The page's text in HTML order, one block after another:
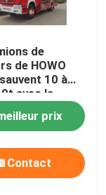
de
de HOWO
10 à
avec la
de poudre
prix
Contact